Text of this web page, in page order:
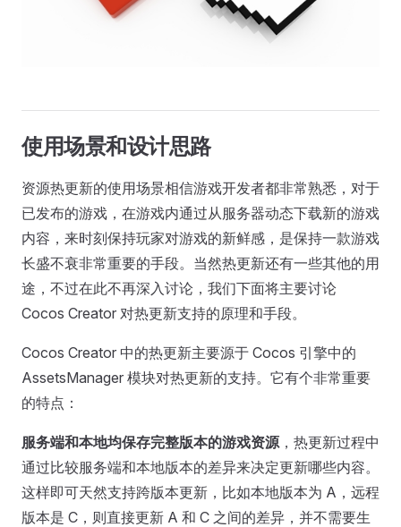
使用场景和设计思路
资源热更新的使用场景相信游戏开发者都非常熟悉，对于
已发布的游戏，在游戏内通过从服务器动态下载新的游戏
内容，来时刻保持玩家对游戏的新鲜感，是保持一款游戏
长盛不衰非常重要的手段。当然热更新还有一些其他的用
途，不过在此不再深入讨论，我们下面将主要讨论
Cocos Creator 对热更新支持的原理和手段。
Cocos Creator 中的热更新主要源于 Cocos 引擎中的
AssetsManager 模块对热更新的支持。它有个非常重要
的特点：
服务端和本地均保存完整版本的游戏资源，热更新过程中
通过比较服务端和本地版本的差异来决定更新哪些内容。
这样即可天然支持跨版本更新，比如本地版本为 A，远程
版本是 C，则直接更新 A 和 C 之间的差异，并不需要生